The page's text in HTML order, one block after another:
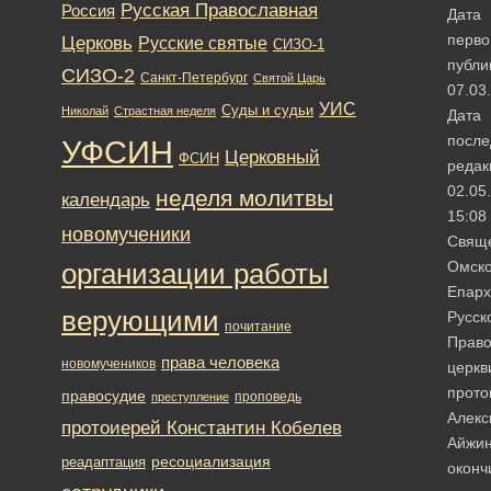
Дата
Дата
15:08
Россия Русская Православная
Церковь Русские святые СИЗО-1
СИЗО-2 Санкт-Петербург Святой Царь
Николай Страстная неделя Суды и судьи УИС
УФСИН ФСИН Церковный
календарь неделя молитвы
новомученики
организации работы
верующими почитание
новомучеников права человека
правосудие преступление проповедь
протоиерей Константин Кобелев
реадаптация ресоциализация